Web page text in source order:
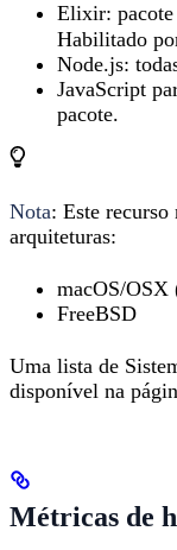
Elixir: pacote
Habilitado
Node.js:
JavaScript
pacote.
Nota: Este recurso
arquiteturas:
macOS/OSX
FreeBSD
Uma lista de
disponível na
Métricas de